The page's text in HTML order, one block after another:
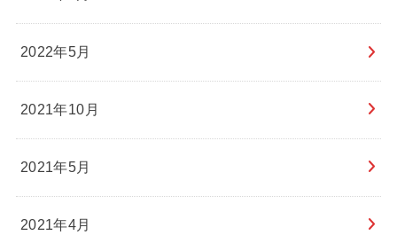
2022年5月
2021年10月
2021年5月
2021年4月